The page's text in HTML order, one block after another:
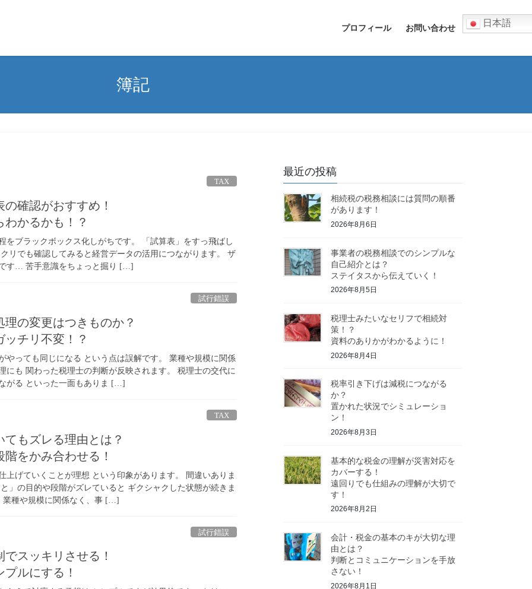
プロフィール お問い合わせ 日本語
簿記
TAX
確認がおすすめ！
かるかも！？
をブラックボックス化しがちです。 「試算表」をすっ飛ばし
リでも確認してみると経営データの活用につながります。 ザ
す… 苦手意識をちょっと掘り […]
試行錯誤
の変更はつきものか？
チリ不変！？
やっても同じになる という点は誤解です。 業種や規模に関係
にも 関わった税理士の判断が反映されます。 税理士の交代に
がる といった一面もありま […]
TAX
てもズレる理由とは？
をかみ合わせる！
上げていくことが理想 という印象があります。 間違いありま
」の目的や段階がズレていると ギクシャクした状態が続きま
種や規模に関係なく、事 […]
試行錯誤
スッキリさせる！
ルにする！
最近の投稿
相続税の税務相談には質問の順番
があります！
2026年8月6日
事業者の税務相談でのシンプルな
自己紹介とは？
ステイタスから伝えていく！
2026年8月5日
税理士みたいなセリフで相続対
策！？
資料のありかがわかるように！
2026年8月4日
税率引き下げは減税につながる
か？
置かれた状況でシミュレーショ
ン！
2026年8月3日
基本的な税金の理解が災害対応を
カバーする！
遠回りでも仕組みの理解が大切で
す！
2026年8月2日
会計・税金の基本のキが大切な理
由とは？
判断とコミュニケーションを手放
さない！
2026年8月1日